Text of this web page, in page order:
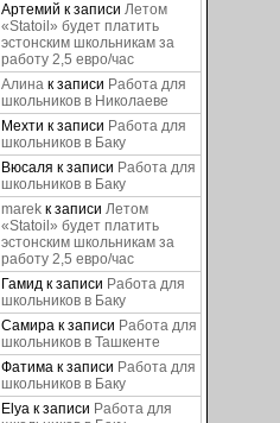
Артемий к записи Летом
«Statoil» будет платить
эстонским школьникам за
работу 2,5 евро/час
Алина к записи Работа для
школьников в Николаеве
Мехти к записи Работа для
школьников в Баку
Вюсаля к записи Работа для
школьников в Баку
marek к записи Летом
«Statoil» будет платить
эстонским школьникам за
работу 2,5 евро/час
Гамид к записи Работа для
школьников в Баку
Самира к записи Работа для
школьников в Ташкенте
Фатима к записи Работа для
школьников в Баку
Elya к записи Работа для